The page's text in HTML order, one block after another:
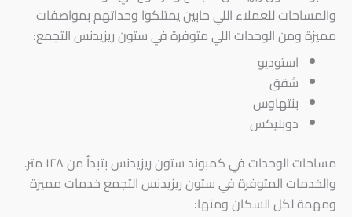
والمساحات للعملاء اللي حابين يمتلكوا وحداتهم بمواصفات
مميزة ومن الوحدات اللي متوفرة في ستون ريزيدنس التجمع:
استوديو
شقق
بنتهاوس
دوبليكس
مساحات الوحدات في كمبوند ستون ريزيدنس بتبدأ من ١٢٨ متر.
والخدمات المتوفرة في ستون ريزيدنس التجمع خدمات مميزة
ومهمة لكل السكان ومنها: